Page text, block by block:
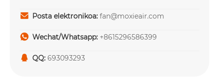
Posta elektronikoa: fan@moxieair.com
Wechat/Whatsapp: +8615296586399
QQ: 693093293